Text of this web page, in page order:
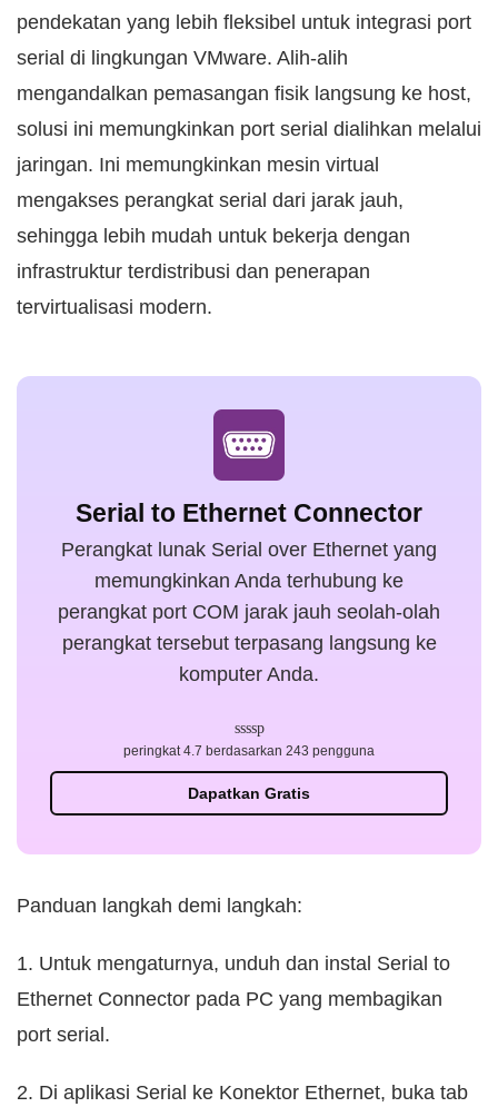
pendekatan yang lebih fleksibel untuk integrasi port
serial di lingkungan VMware. Alih-alih
mengandalkan pemasangan fisik langsung ke host,
solusi ini memungkinkan port serial dialihkan melalui
jaringan. Ini memungkinkan mesin virtual
mengakses perangkat serial dari jarak jauh,
sehingga lebih mudah untuk bekerja dengan
infrastruktur terdistribusi dan penerapan
tervirtualisasi modern.
Serial to Ethernet Connector
Perangkat lunak Serial over Ethernet yang
memungkinkan Anda terhubung ke
perangkat port COM jarak jauh seolah-olah
perangkat tersebut terpasang langsung ke
komputer Anda.
Dapatkan Gratis
peringkat 4.7 berdasarkan 243 pengguna
Panduan langkah demi langkah:
1. Untuk mengaturnya, unduh dan instal Serial to
Ethernet Connector pada PC yang membagikan
port serial.
2. Di aplikasi Serial ke Konektor Ethernet, buka tab